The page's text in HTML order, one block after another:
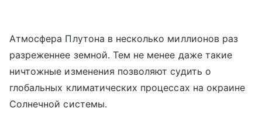
Атмосфера Плутона в несколько миллионов раз
разреженнее земной. Тем не менее даже такие
ничтожные изменения позволяют судить о
глобальных климатических процессах на окраине
Солнечной системы.